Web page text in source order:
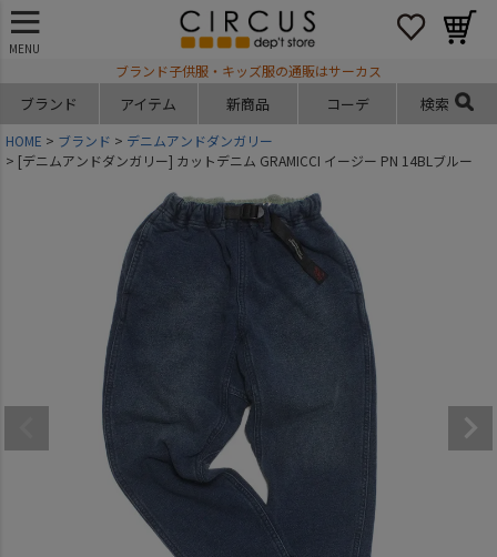
MENU
ブランド子供服・キッズ服の通販はサーカス
ブランド アイテム 新商品 コーデ 検索
HOME ブランド
デニムアンドダンガリー
[デニムアンドダンガリー] カットデニム GRAMICCI イージー PN 14BLブルー